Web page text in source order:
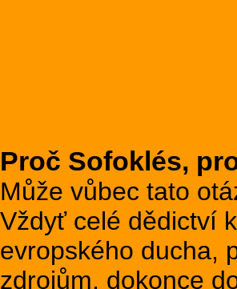
Proč Sofoklés,
Může vůbec tato
Vždyť celé dědictví
evropského ducha,
zdrojům, dokonce